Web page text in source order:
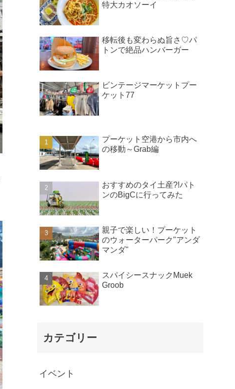
特大カオソーイ
移転後も変わらぬ旨さ♡パ
トンで絶品ハンバーガー
ビンテージマーケットプー
ケット77
プーケット空港から市内へ
の移動～Grab編
おすすめのタイ土産?!パト
ンのBigCに行ってみた
親子で楽しい！プーケット
のウォーターパーク"アンダ
マンダ"
スパイシースナックMuek
Groob
カテゴリー
イベント